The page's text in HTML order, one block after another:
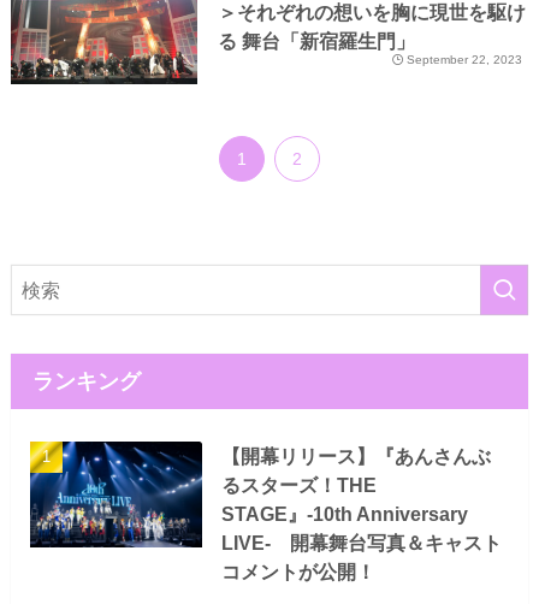
＞それぞれの想いを胸に現世を駆け
る 舞台「新宿羅生門」
September 22, 2023
1 2
ランキング
【開幕リリース】『あんさんぶ
るスターズ！THE
STAGE』-10th Anniversary
LIVE- 開幕舞台写真＆キャスト
コメントが公開！